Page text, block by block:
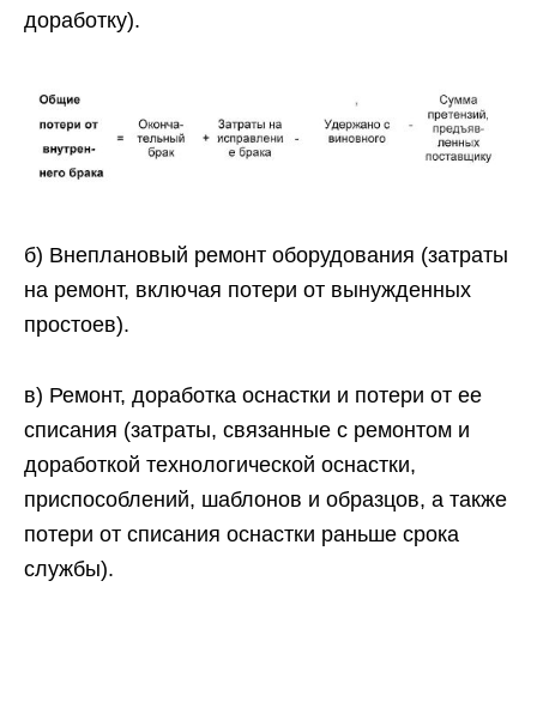
доработку).
б) Внеплановый ремонт оборудования (затраты
на ремонт, включая потери от вынужденных
простоев).
в) Ремонт, доработка оснастки и потери от ее
списания (затраты, связанные с ремонтом и
доработкой технологической оснастки,
приспособлений, шаблонов и образцов, а также
потери от списания оснастки раньше срока
службы).